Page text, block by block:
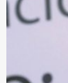
descartan
nueva
Ciudad